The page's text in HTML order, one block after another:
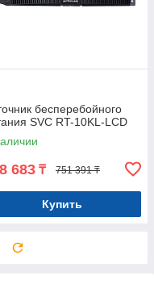
бесперебойного
SVC RT-10KL-LCD
683 ₸ 751 391 ₸
Купить